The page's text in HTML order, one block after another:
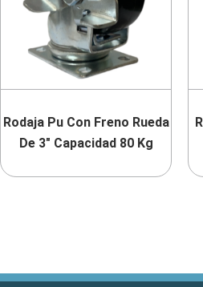
Rodaja Pu Con Freno Rueda
De 3″ Capacidad 80 Kg